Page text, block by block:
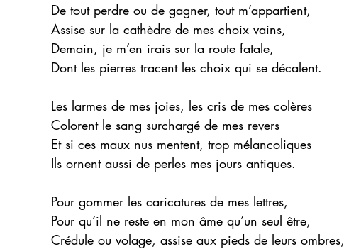
De tout perdre ou de gagner, tout m’appartient,
Assise sur la cathèdre de mes choix vains,
Demain, je m’en irais sur la route fatale,
Dont les pierres tracent les choix qui se décalent.
Les larmes de mes joies, les cris de mes colères
Colorent le sang surchargé de mes revers
Et si ces maux nus mentent, trop mélancoliques
Ils ornent aussi de perles mes jours antiques.
Pour gommer les caricatures de mes lettres,
Pour qu’il ne reste en mon âme qu’un seul être,
Crédule ou volage, assise aux pieds de leurs ombres,